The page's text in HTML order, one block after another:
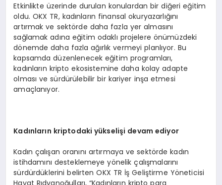
Etkinlikte üzerinde durulan konulardan bir diğeri eğitim
oldu. OKX TR, kadınların finansal okuryazarlığını
artırmak ve sektörde daha fazla yer almasını
sağlamak adına eğitim odaklı projelere önümüzdeki
dönemde daha fazla ağırlık vermeyi planlıyor. Bu
kapsamda düzenlenecek eğitim programları,
kadınların kripto ekosistemine daha kolay adapte
olması ve sürdürülebilir bir kariyer inşa etmesi
amaçlanıyor.
Kadınların kriptodaki yükselişi devam ediyor
Kadın çalışan oranını artırmaya ve sektörde kadın
istihdamını desteklemeye yönelik çalışmalarını
sürdürdüklerini belirten OKX TR İş Geliştirme Yöneticisi
Hayat Rıdvanoğulları, “Kadınların kripto para